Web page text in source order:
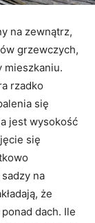
na zewnątrz,
grzewczych,
mieszkaniu.
rzadko
się
jest wysokość
się
na
że
dach. Ile